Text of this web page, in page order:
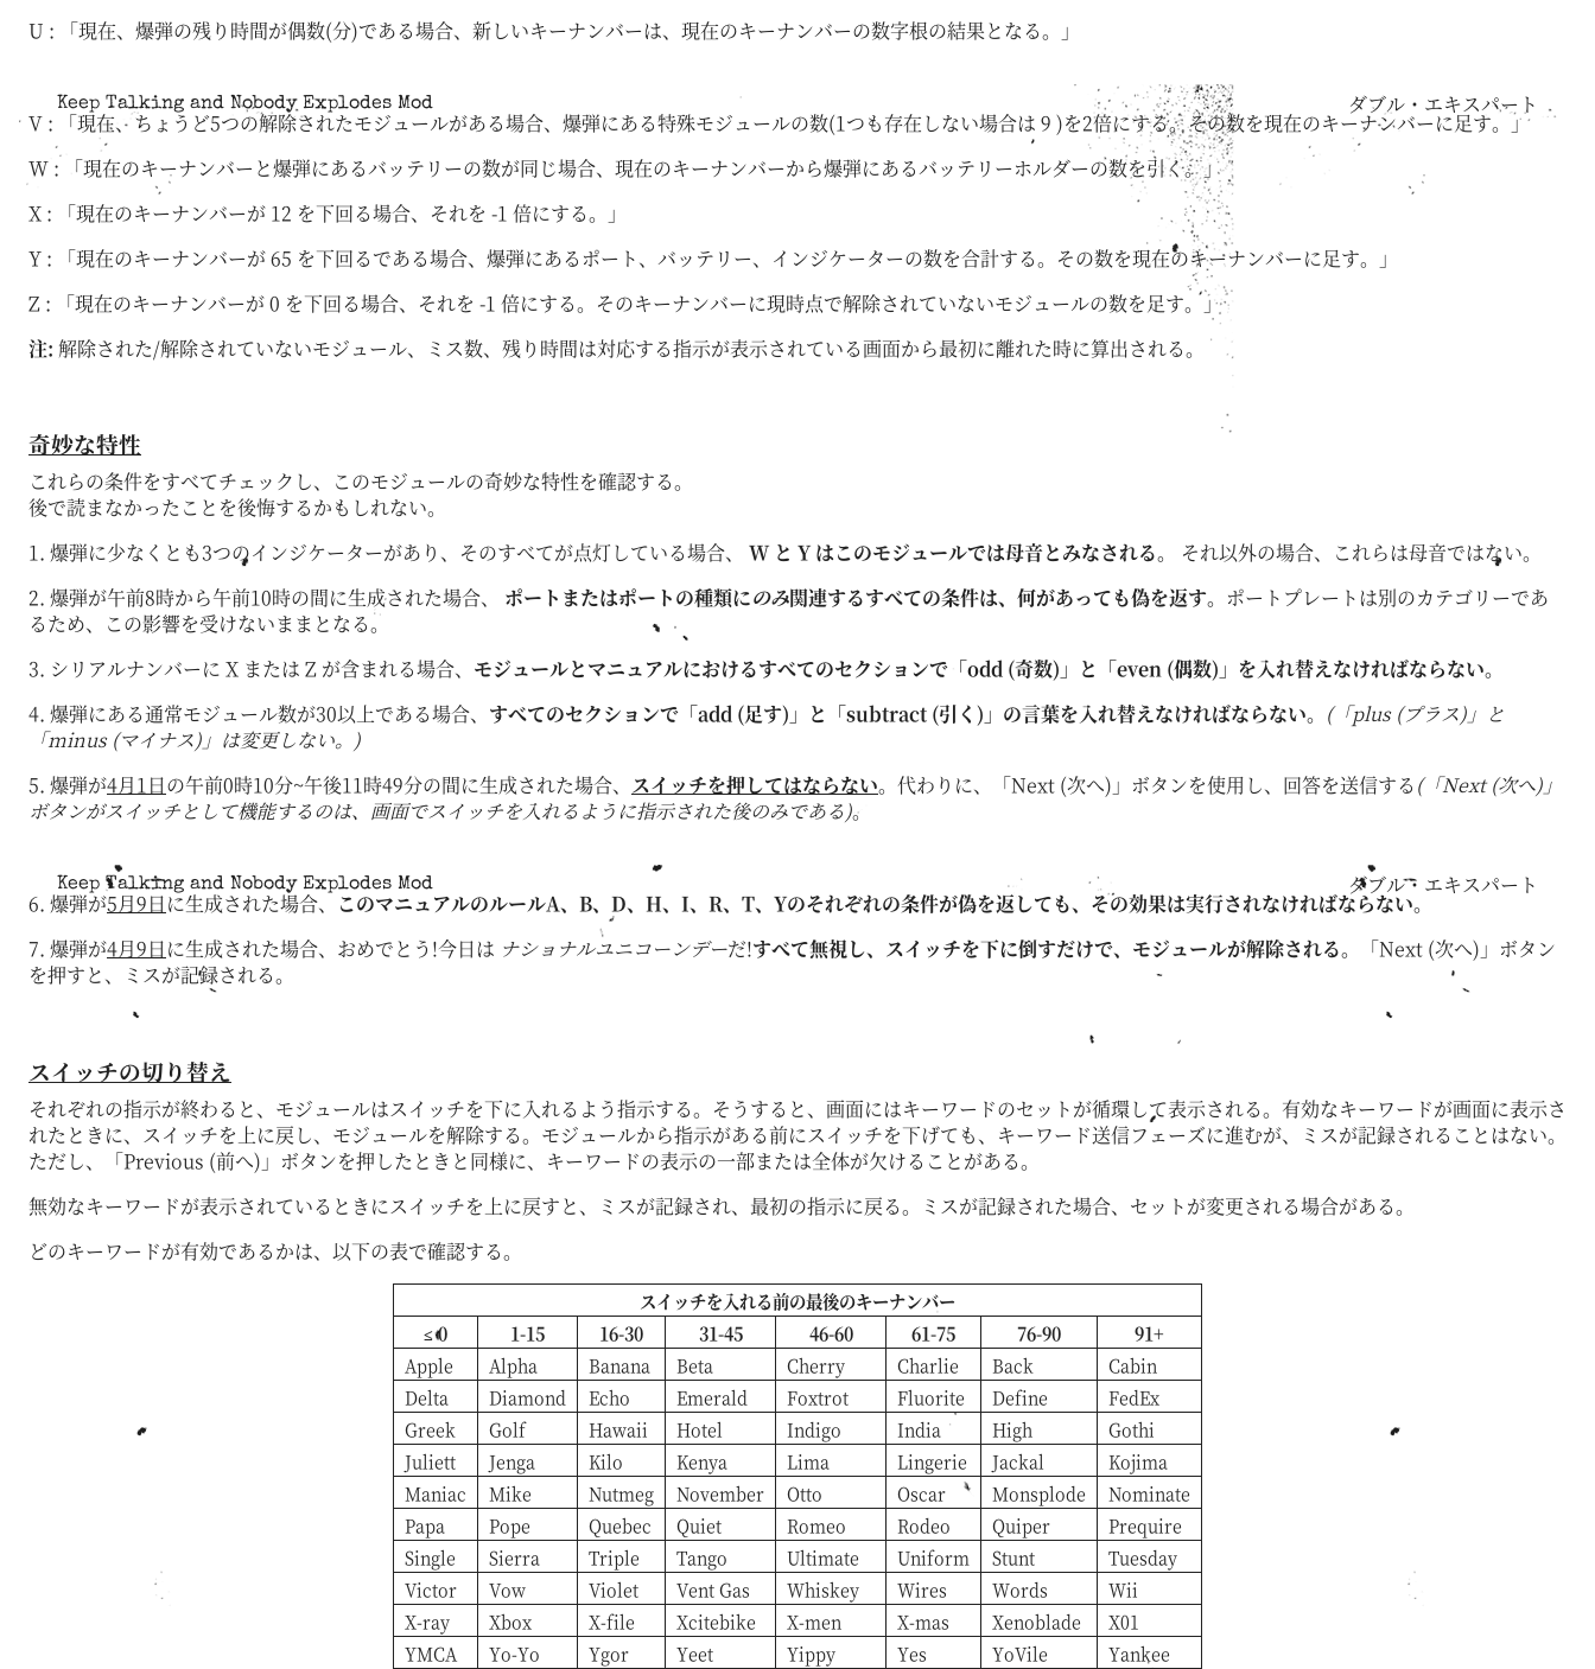
U : 「現在、爆弾の残り時間が偶数(分)である場合、新しいキーナンバーは、現在のキーナンバーの数字根の結果となる。」
Keep Talking and Nobody Explodes Mod ダブル・エキスパート
V : 「現在、ちょうど5つの解除されたモジュールがある場合、爆弾にある特殊モジュールの数(1つも存在しない場合は 9 )を2倍にする。その数を現在のキーナンバーに足す。」
W : 「現在のキーナンバーと爆弾にあるバッテリーの数が同じ場合、現在のキーナンバーから爆弾にあるバッテリーホルダーの数を引く。」
X : 「現在のキーナンバーが 12 を下回る場合、それを -1 倍にする。」
Y : 「現在のキーナンバーが 65 を下回るである場合、爆弾にあるポート、バッテリー、インジケーターの数を合計する。その数を現在のキーナンバーに足す。」
Z : 「現在のキーナンバーが 0 を下回る場合、それを -1 倍にする。そのキーナンバーに現時点で解除されていないモジュールの数を足す。」
注: 解除された/解除されていないモジュール、ミス数、残り時間は対応する指示が表示されている画面から最初に離れた時に算出される。
奇妙な特性
これらの条件をすべてチェックし、このモジュールの奇妙な特性を確認する。
後で読まなかったことを後悔するかもしれない。
1. 爆弾に少なくとも3つのインジケーターがあり、そのすべてが点灯している場合、 W と Y はこのモジュールでは母音とみなされる。
それ以外の場合、これらは母音ではない。
2. 爆弾が午前8時から午前10時の間に生成された場合、 ポートまたはポートの種類にのみ関連するすべての条件は、何があっても偽を返す。 ポートプレートは別のカテゴリーであ
るため、この影響を受けないままとなる。
3. シリアルナンバーに X または Z が含まれる場合、 モジュールとマニュアルにおけるすべてのセクションで「odd (奇数)」と「even (偶数)」を入れ替えなければならない。
4. 爆弾にある通常モジュール数が30以上である場合、 すべてのセクションで「add (足す)」と「subtract (引く)」の言葉を入れ替えなければならない。 (「plus (プラス)」と
「minus (マイナス)」は変更しない。)
5. 爆弾が4月1日の午前0時10分~午後11時49分の間に生成された場合、 スイッチを押してはならない。代わりに、「Next (次へ)」ボタンを使用し、回答を送信する (「Next (次へ)」
ボタンがスイッチとして機能するのは、画面でスイッチを入れるように指示された後のみである)。
Keep Talking and Nobody Explodes Mod ダブル・エキスパート
6. 爆弾が5月9日に生成された場合、
このマニュアルのルールA、B、D、H、I、R、T、Yのそれぞれの条件が偽を返しても、その効果は実行されなければならない。
7. 爆弾が4月9日に生成された場合、おめでとう!今日は ナショナルユニコーンデーだ!すべて無視し、スイッチを下に倒すだけで、モジュールが解除される。
「Next (次へ)」ボタン
を押すと、ミスが記録される。
スイッチの切り替え
それぞれの指示が終わると、モジュールはスイッチを下に入れるよう指示する。そうすると、画面にはキーワードのセットが循環して表示される。有効なキーワードが画面に表示さ
れたときに、スイッチを上に戻し、モジュールを解除する。モジュールから指示がある前にスイッチを下げても、キーワード送信フェーズに進むが、ミスが記録されることはない。
ただし、「Previous (前へ)」ボタンを押したときと同様に、キーワードの表示の一部または全体が欠けることがある。
無効なキーワードが表示されているときにスイッチを上に戻すと、ミスが記録され、最初の指示に戻る。ミスが記録された場合、セットが変更される場合がある。
どのキーワードが有効であるかは、以下の表で確認する。
スイッチを入れる前の最後のキーナンバー
≤ 0
1-15 16-30 31-45 46-60 61-75 76-90
91+
Apple
Alpha Banana Beta Cherry Charlie Back
Cabin
Delta
Diamond Echo Emerald Foxtrot Fluorite Define
FedEx
Greek
Golf Hawaii Hotel Indigo India High
Gothi
Juliett
Jenga Kilo Kenya Lima Lingerie Jackal
Kojima
Maniac
Mike Nutmeg November Otto Oscar Monsplode
Nominate
Papa
Pope Quebec Quiet Romeo Rodeo Quiper
Prequire
Single
Sierra Triple Tango Ultimate Uniform Stunt
Tuesday
Victor
Vow Violet Vent Gas Whiskey Wires Words
Wii
X-ray
Xbox X-file Xcitebike X-men X-mas Xenoblade
X01
YMCA
Yo-Yo Ygor Yeet Yippy Yes YoVile Yankee